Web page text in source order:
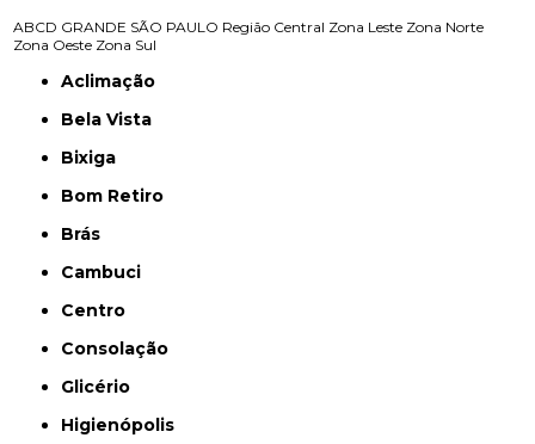
ABCD GRANDE SÃO PAULO Região Central Zona Leste Zona Norte
Zona Oeste Zona Sul
Aclimação
Bela Vista
Bixiga
Bom Retiro
Brás
Cambuci
Centro
Consolação
Glicério
Higienópolis